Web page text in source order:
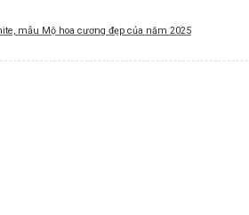
mẫu Mộ hoa cương đẹp của năm 2025